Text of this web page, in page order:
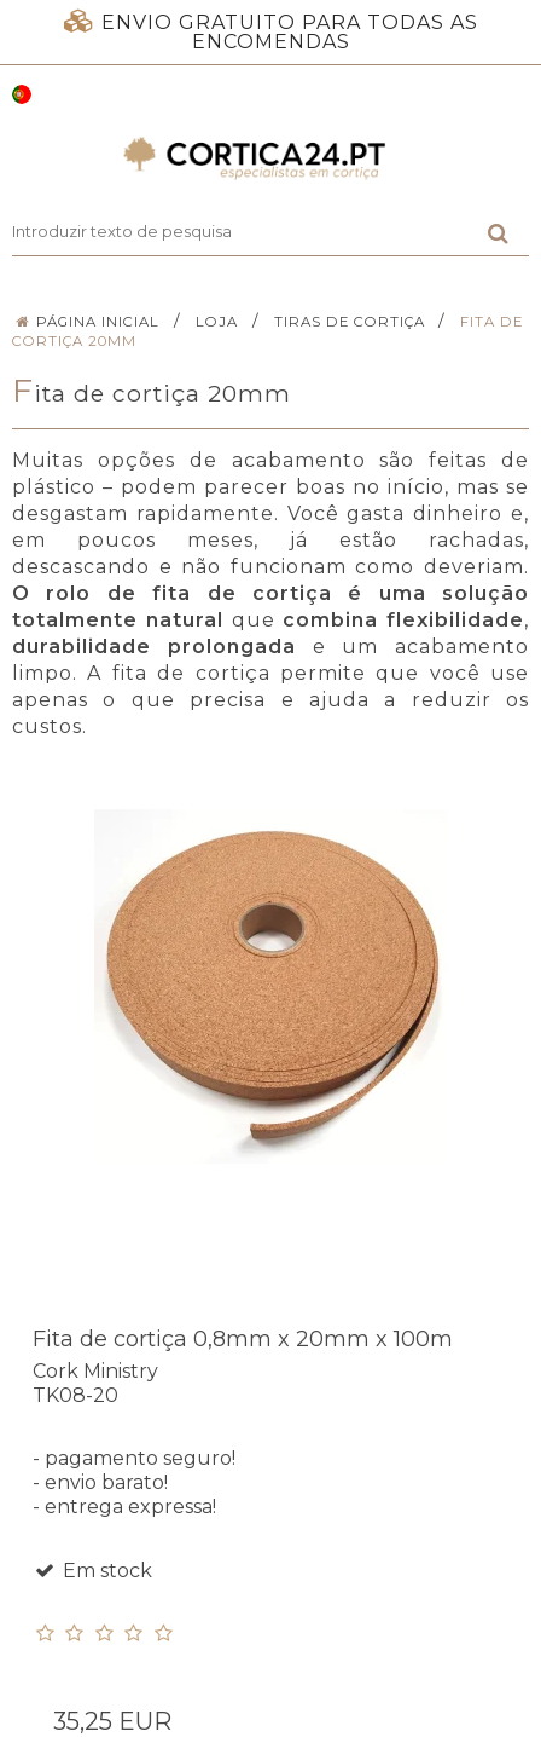
ENVIO GRATUITO PARA TODAS AS
ENCOMENDAS
PÁGINA INICIAL / LOJA / TIRAS DE CORTIÇA /
FITA DE
CORTIÇA 20MM
Fita de cortiça 20mm
Muitas opções de acabamento são feitas de
plástico – podem parecer boas no início, mas se
desgastam rapidamente. Você gasta dinheiro e,
em poucos meses, já estão rachadas,
descascando e não funcionam como deveriam.
O rolo de fita de cortiça é uma solução
totalmente natural
que combina flexibilidade,
durabilidade prolongada e um acabamento
limpo. A fita de cortiça permite que você use
apenas o que precisa e ajuda a reduzir os
custos.
Fita de cortiça 0,8mm x 20mm x 100m
Cork Ministry
TK08-20
- pagamento seguro!
- envio barato!
- entrega expressa!
Em stock
35,25 EUR